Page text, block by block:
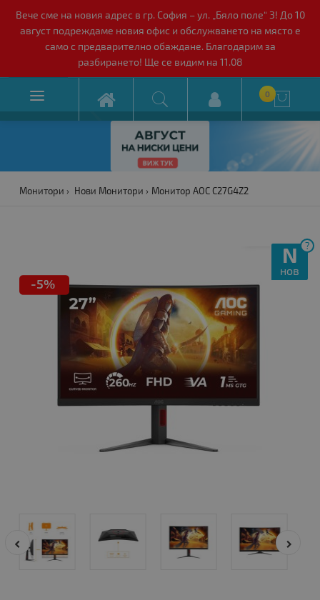
Вече сме на новия адрес в гр. София – ул. „Бяло поле“ 3! До 10
август подреждаме новия офис и обслужването на място е
само с предварително обаждане. Благодарим за
разбирането! Ще се видим на 11.08
 0 
Монитори Нови Монитори Монитор AOC C27G4Z2
?
N
нов
-5%